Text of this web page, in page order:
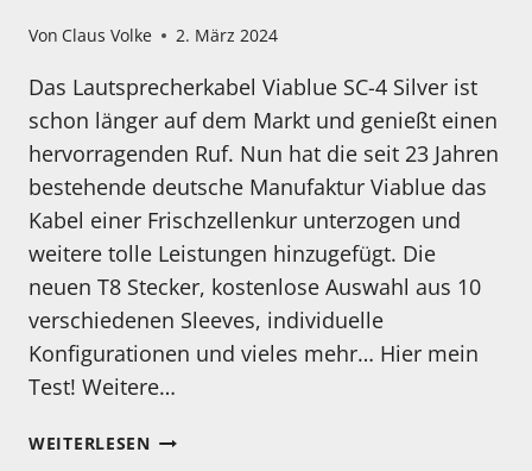
Von Claus Volke 2. März 2024
Das Lautsprecherkabel Viablue SC-4 Silver ist
schon länger auf dem Markt und genießt einen
hervorragenden Ruf. Nun hat die seit 23 Jahren
bestehende deutsche Manufaktur Viablue das
Kabel einer Frischzellenkur unterzogen und
weitere tolle Leistungen hinzugefügt. Die
neuen T8 Stecker, kostenlose Auswahl aus 10
verschiedenen Sleeves, individuelle
Konfigurationen und vieles mehr… Hier mein
Test! Weitere…
WEITERLESENNEUES